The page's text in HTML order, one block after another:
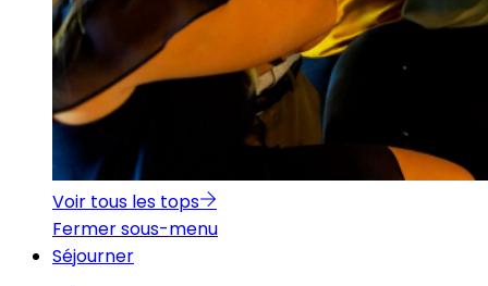
Voir tous les tops
Fermer sous-menu
Séjourner